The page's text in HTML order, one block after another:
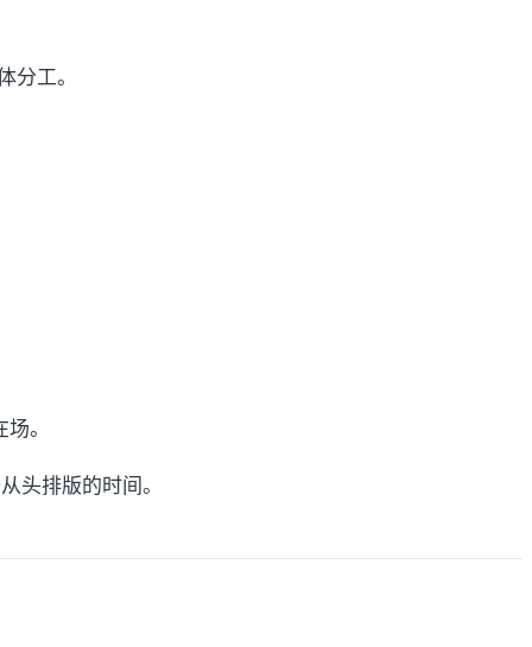
分工。
。
头排版的时间。